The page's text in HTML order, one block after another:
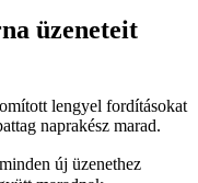
üzeneteit
lengyel fordításokat
naprakész marad.
új üzenethez